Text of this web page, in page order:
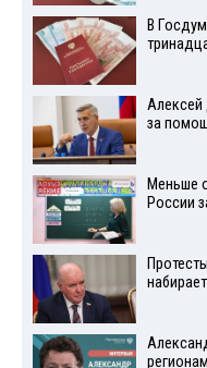
В
за
Меньше
России